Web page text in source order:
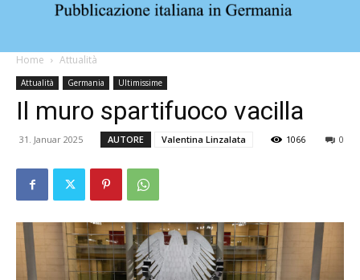
Corriere
d'Italia
Home Attualità
Attualità Germania Ultimissime
Il muro spartifuoco vacilla
31. Januar 2025 AUTORE Valentina Linzalata 1066 0